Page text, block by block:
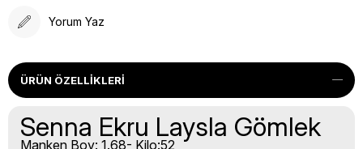
Yorum Yaz
ÜRÜN ÖZELLIKLERI
Senna Ekru Laysla Gömlek
Manken Boy: 1.68- Kilo:52